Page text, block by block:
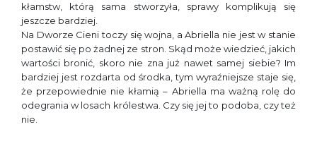
kłamstw, którą sama stworzyła, sprawy komplikują się
jeszcze bardziej.
Na Dworze Cieni toczy się wojna, a Abriella nie jest w stanie
postawić się po żadnej ze stron. Skąd może wiedzieć, jakich
wartości bronić, skoro nie zna już nawet samej siebie? Im
bardziej jest rozdarta od środka, tym wyraźniejsze staje się,
że przepowiednie nie kłamią – Abriella ma ważną rolę do
odegrania w losach królestwa. Czy się jej to podoba, czy też
nie.